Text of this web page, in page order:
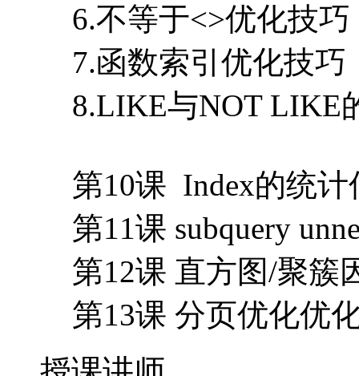
6.不等于<>优化技巧
7.函数索引优化技巧
8.LIKE与NOT LIKE
第10课 Index的统
第11课 subquery
第12课 直方图/聚簇
第13课 分页优化优